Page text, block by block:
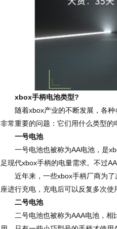
xbox手柄电池类型?
随着xbox产业的不断发展，各种
非常重要的问题：它们用什么类型的
一号电池
一号电池也被称为AA电池，是
足现代xbox手柄的电量需求。不过
近年来，一些xbox手柄厂商为了
座进行充电，充电后可以反复多次使
二号电池
二号电池也被称为AAA电池，相